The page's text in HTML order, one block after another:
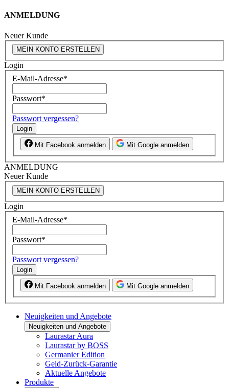
ANMELDUNG
Neuer Kunde
MEIN KONTO ERSTELLEN
Login
E-Mail-Adresse*
Passwort*
Passwort vergessen?
Login
Mit Facebook anmelden Mit Google anmelden
ANMELDUNG
Neuer Kunde
MEIN KONTO ERSTELLEN
Login
E-Mail-Adresse*
Passwort*
Passwort vergessen?
Login
Mit Facebook anmelden Mit Google anmelden
Neuigkeiten und Angebote
Neuigkeiten und Angebote
Laurastar Aura
Laurastar by BOSS
Germanier Edition
Geld-Zurück-Garantie
Aktuelle Angebote
Produkte